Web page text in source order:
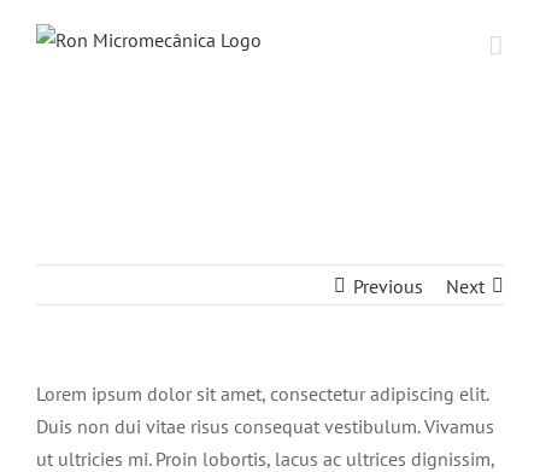
Previous Next
Lorem ipsum dolor sit amet, consectetur adipiscing elit.
Duis non dui vitae risus consequat vestibulum. Vivamus
ut ultricies mi. Proin lobortis, lacus ac ultrices dignissim,